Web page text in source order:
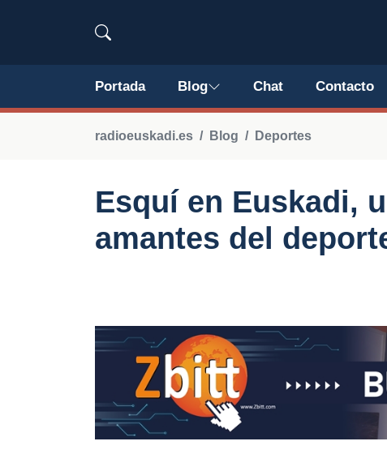
Portada Blog Chat Contacto
radioeuskadi.es Blog Deportes
Esquí en Euskadi,
amantes del